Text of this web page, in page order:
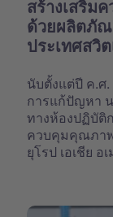
สร้างเสริม
ด้วยผลิตภั
ประเทศสวิ
นับตั้งแต่ปี ค.ศ.
การแก้ปัญหา
ทางห้องปฏิบัติ
ควบคุมคุณภา
ยุโรป เอเชีย อ